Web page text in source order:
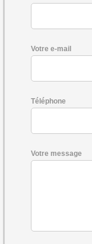
Votre e-mail
Téléphone
Votre message